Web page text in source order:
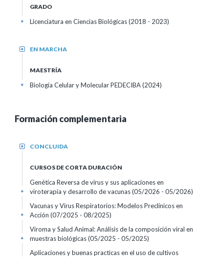
GRADO
Licenciatura en Ciencias Biológicas (2018 - 2023)
+
EN MARCHA
+
MAESTRÍA
Biología Celular y Molecular PEDECIBA (2024)
+
Formación complementaria
CONCLUIDA
+
CURSOS DE CORTA DURACIÓN
Genética Reversa de virus y sus aplicaciones en
viroterapia y desarrollo de vacunas(05/2026 - 05/2026)
+
Vacunas y Virus Respiratorios: Modelos Preclínicos en
Acción (07/2025 - 08/2025)
+
Viroma y Salud Animal: Análisis de la composición viral en
muestras biológicas(05/2025 - 05/2025)
+
Aplicaciones y buenas practicas en el uso de cultivos